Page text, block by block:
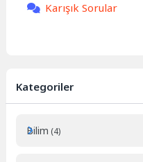
Karışık Sorular
Kategoriler
Bilim (4)